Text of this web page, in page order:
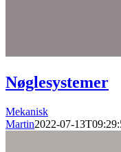
Nøglesystemer
Mekanisk
Martin2022-07-